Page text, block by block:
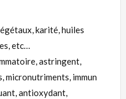
karité, huiles
etc…
astringent,
micronutriments, immun
antioxydant,